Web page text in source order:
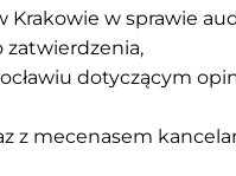
Krakowie w sprawie
zatwierdzenia,
dotyczącym
mecenasem